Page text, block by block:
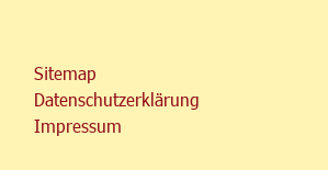
Sitemap
Datenschutzerklärung
Impressum